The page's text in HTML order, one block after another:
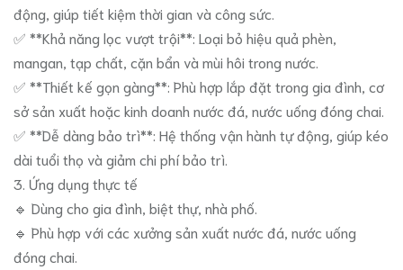
động, giúp tiết kiệm thời gian và công sức.
✅ **Khả năng lọc vượt trội**: Loại bỏ hiệu quả phèn,
mangan, tạp chất, cặn bẩn và mùi hôi trong nước.
✅ **Thiết kế gọn gàng**: Phù hợp lắp đặt trong gia đình, cơ
sở sản xuất hoặc kinh doanh nước đá, nước uống đóng chai.
✅ **Dễ dàng bảo trì**: Hệ thống vận hành tự động, giúp kéo
dài tuổi thọ và giảm chi phí bảo trì.
3. Ứng dụng thực tế
🔹 Dùng cho gia đình, biệt thự, nhà phố.
🔹 Phù hợp với các xưởng sản xuất nước đá, nước uống
đóng chai.